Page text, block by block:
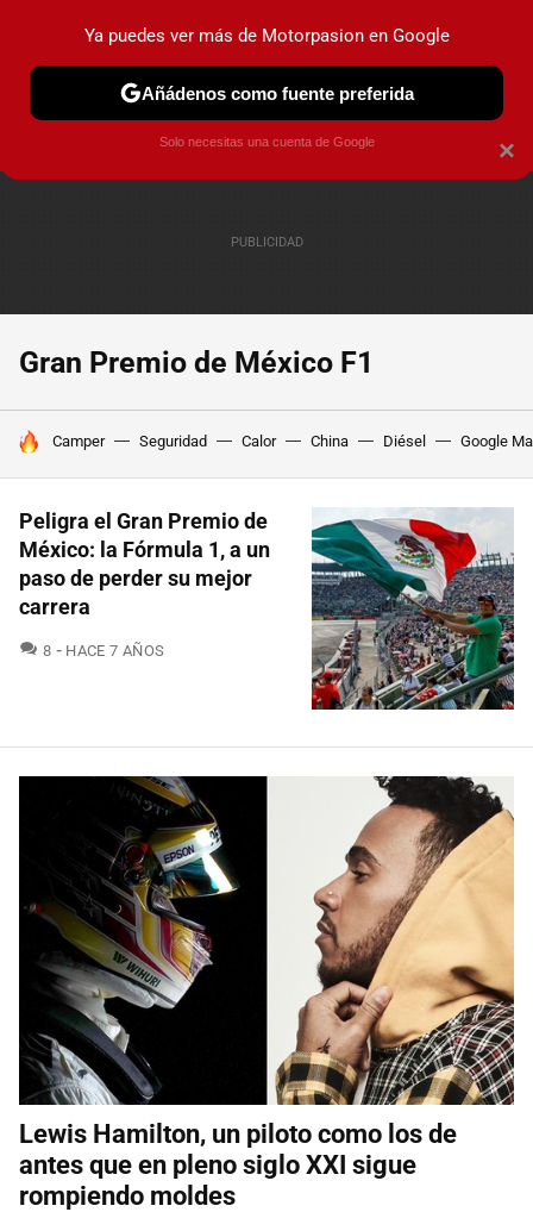
PRUEBAS COCHES ELÉCTRICOS OBSERVATORIO
Gran Premio de México F1
HOY SE HABLA DE
Camper Seguridad Calor China Diésel Google
Peligra el Gran Premio de
México: la Fórmula 1, a un
paso de perder su mejor
carrera
8 COMENTARIOS
HACE 7 AÑOS
Lewis Hamilton, un piloto como los de
antes que en pleno siglo XXI sigue
rompiendo moldes
×
Ya puedes ver más de Motorpasion en Google
Añádenos como fuente preferida
Solo necesitas una cuenta de Google